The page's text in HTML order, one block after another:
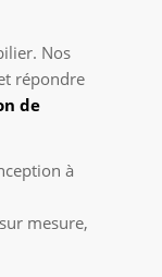
Nos
répondre
de
à
mesure,